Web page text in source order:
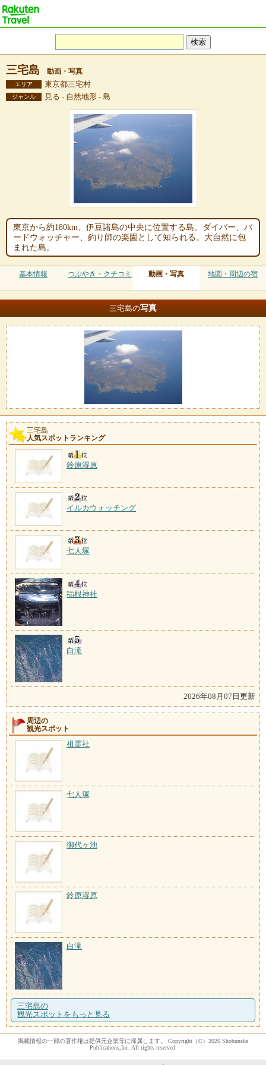
三宅島 動画・写真
エリア 東京都三宅村
ジャンル 見る - 自然地形 - 島
東京から約180km、伊豆諸島の中央に位置する島。ダイバー、バ
ードウォッチャー、釣り師の楽園として知られる。大自然に包
まれた島。
基本情報 つぶやき・クチコミ 動画・写真 地図・周辺の宿
三宅島の写真
三宅島
人気スポットランキング
鈴原湿原
イルカウォッチング
七人塚
稲根神社
白滝
2026年08月07日更新
周辺の
観光スポット
祖霊社
七人塚
御代ヶ池
鈴原湿原
白滝
三宅島の
観光スポットをもっと見る
掲載情報の一部の著作権は提供元企業等に帰属します。 Copyright（C）2026 Shobunsha
Publications,Inc. All rights reserved.